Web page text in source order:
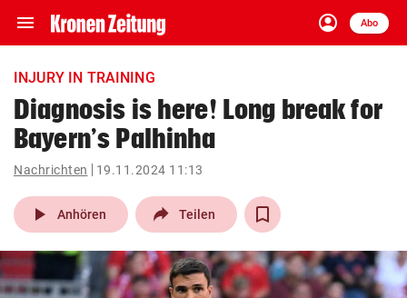
menu Navigation
ein-/ausklappen
account_circle
Anmelden
Abo
close Schließen
account_circle Anmelden
pin_drop
Wien arrow_right
bookmark
INJURY IN TRAINING
Diagnosis is here! Long break for
Bayern’s Palhinha
Nachrichten 19.11.2024 11:13
play_arrow Anhören Teilen